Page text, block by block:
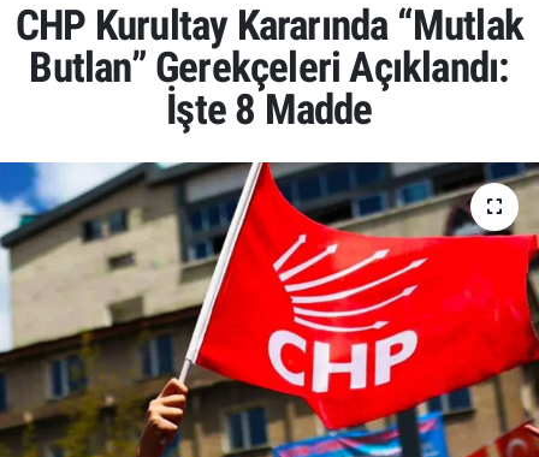
CHP Kurultay Kararında “Mutlak
Butlan” Gerekçeleri Açıklandı:
İşte 8 Madde
Ekonomi
Yerel Haberler
Eğitim
Kadın
Emek
Tüm Manşetler
Son Dakika Haberleri
Haber Arşivi